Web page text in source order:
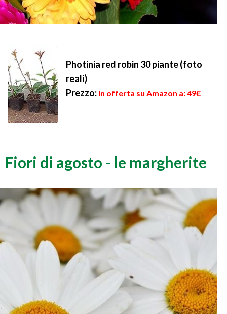
Photinia red robin 30 piante (foto
reali)
Prezzo: in offerta su Amazon a: 49€
Fiori di agosto - le margherite